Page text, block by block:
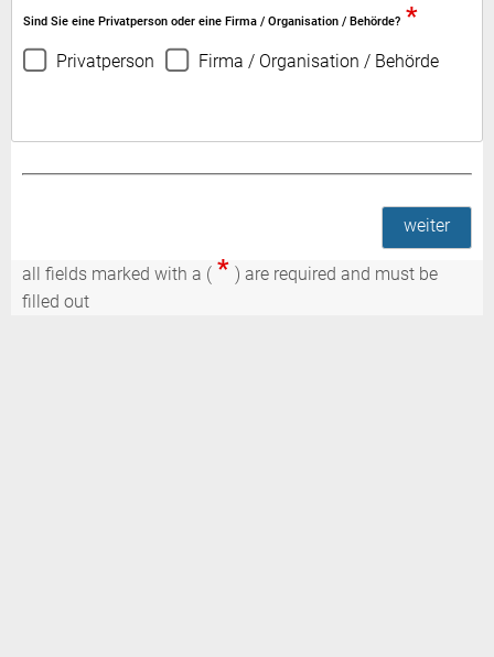
Sind Sie eine Privatperson oder eine Firma / Organisation / Behörde? *
Privatperson Firma / Organisation / Behörde
weiter
all fields marked with a ( * ) are required and must be
filled out